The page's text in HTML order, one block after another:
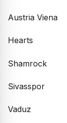
Austria Viena
Hearts
Shamrock
Sivasspor
Vaduz